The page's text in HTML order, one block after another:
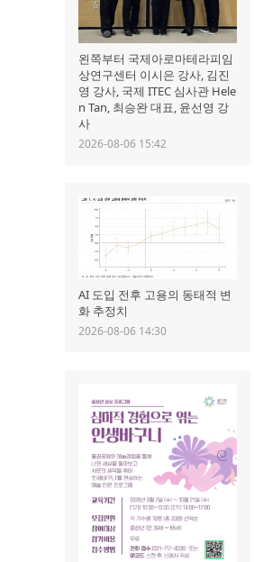
왼쪽부터 국제아로마테라피임
상연구센터 이시은 강사, 김진
영 강사, 국제 ITEC 심사관 Hele
n Tan, 최승완 대표, 윤선영 강
사
2026-08-06 15:42
AI 도입 전후 고용의 동태적 변
화 추정치
2026-08-06 14:30